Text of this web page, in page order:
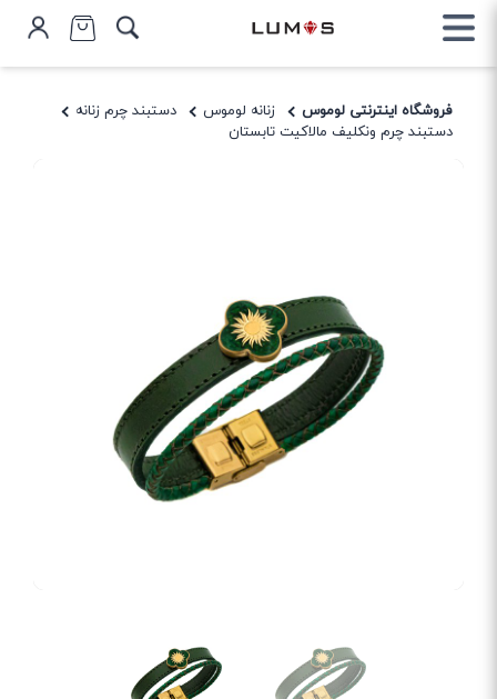
فروشگاه اینترنتی لوموس زنانه لوموس
دستبند چرم زنانه
دستبند چرم ونکلیف مالاکیت تابستان